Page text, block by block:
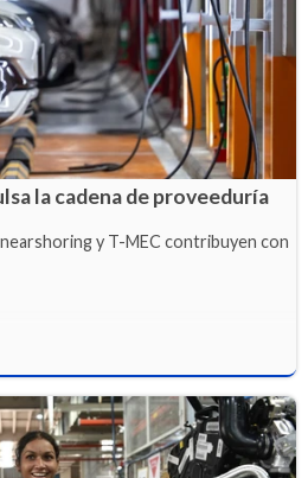
la cadena de proveeduría
y T-MEC contribuyen con